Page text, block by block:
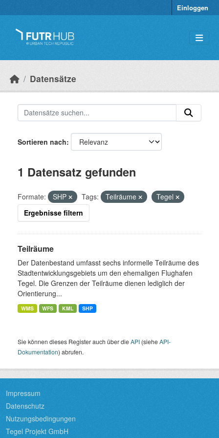
Einloggen
Datensätze
Sortieren nach
1 Datensatz gefunden
Formate: SHP Tags: Teilräume
Tegel
Ergebnisse filtern
Teilräume
Der Datenbestand umfasst sechs informelle Teilräume des
Stadtentwicklungsgebiets um den ehemaligen Flughafen
Tegel. Die Grenzen der Teilräume dienen lediglich der
Orientierung...
WMS WFS KML SHP
Sie können dieses Register auch über dieAPI (sieheAPI-
Dokumentation) abrufen.
Impressum
Datenschutz
Nutzungsbedingungen
Tegel Projekt GmbH